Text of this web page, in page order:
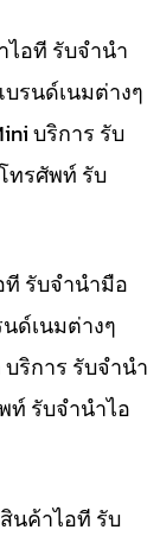
ไอที รับจำนำ
รนด์เนมต่างๆ
บริการ รับ
ทรศัพท์ รับ
รับจำนำมือ
ด์เนมต่างๆ
ริการ รับจำนำ
ท์ รับจำนำไอ
นค้าไอที รับ